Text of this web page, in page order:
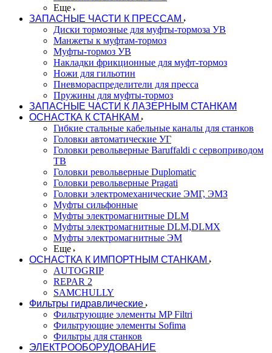
Еще
ЗАПАСНЫЕ ЧАСТИ К ПРЕССАМ
Диски тормозные для муфты-тормоза УВ
Манжеты к муфтам-тормоз
Муфты-тормоз УВ
Накладки фрикционные для муфт-тормоз
Ножи для гильотин
Пневмораспределители для пресса
Пружины для муфты-тормоз
ЗАПАСНЫЕ ЧАСТИ К ЛАЗЕРНЫМ СТАНКАМ
ОСНАСТКА К СТАНКАМ
Гибкие стальные кабельные каналы для станков
Головки автоматические УГ
Головки револьверные Baruffaldi с сервоприводом
ТВ
Головки револьверные Duplomatic
Головки револьверные Pragati
Головки электромеханические ЭМГ, ЭМЗ
Муфты сильфонные
Муфты электромагнитные DLM
Муфты электромагнитные DLM,DLMX
Муфты электромагнитные ЭМ
Еще
ОСНАСТКА К ИМПОРТНЫМ СТАНКАМ
AUTOGRIP
REPAR 2
SAMCHULLY
Фильтры гидравлические
Фильтрующие элементы MP Filtri
Фильтрующие элементы Sofima
Фильтры для станков
ЭЛЕКТРООБОРУДОВАНИЕ